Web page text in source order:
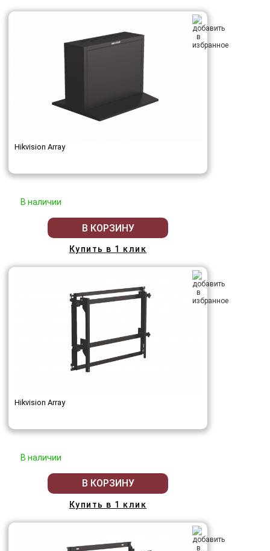
Hikvision Array
В наличии
В КОРЗИНУ
Купить в 1 клик
Hikvision Array
В наличии
В КОРЗИНУ
Купить в 1 клик